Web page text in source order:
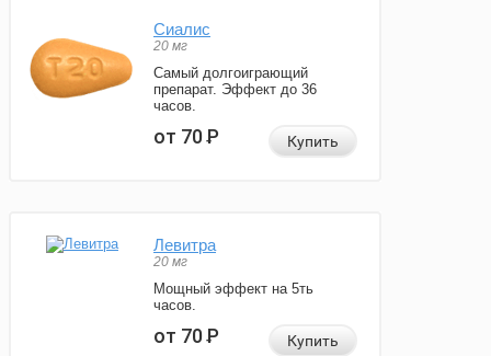
Сиалис
20 мг
Самый долгоиграющий
препарат. Эффект до 36
часов.
от 70Р Купить
Левитра
20 мг
Мощный эффект на 5ть
часов.
от 70Р Купить